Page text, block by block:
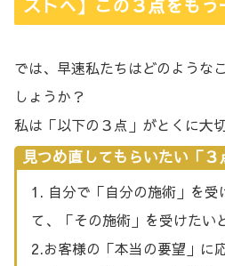
ストへ】この３点をもう
では、早速私たちはどのような
しょうか？
私は「以下の３点」がとくに大
見つめ直してもらいたい「３
1. 自分で「自分の施術」を受
て、「その施術」を受けたい
2.お客様の「本当の要望」に